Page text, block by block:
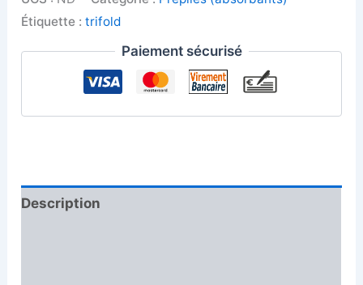
Étiquette :trifold
Paiement sécurisé
Description